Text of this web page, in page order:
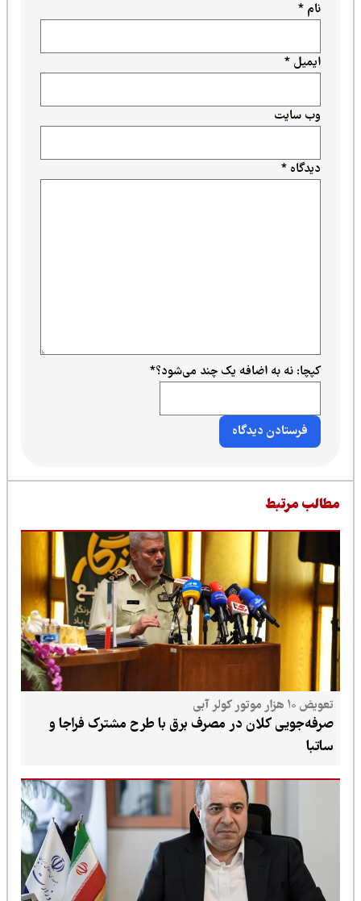
دیدگاه*
ایمیل*
وب‌ سایت
کپچا: نه به اضافه یک چند می‌شود؟*
مرتبط
تعویض ۱۰ هزار موتور کولر آبی
صرفه‌جویی کلان در مصرف برق با طرح مشترک فراجا و
ساتبا